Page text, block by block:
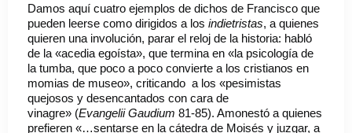
Damos aquí cuatro ejemplos de dichos de Francisco que
pueden leerse como dirigidos a los indietristas, a quienes
quieren una involución, parar el reloj de la historia: habló
de la «acedia egoísta», que termina en «la psicología de
la tumba, que poco a poco convierte a los cristianos en
momias de museo», criticando a los «pesimistas
quejosos y desencantados con cara de
vinagre» (Evangelii Gaudium 81-85). Amonestó a quienes
prefieren «…sentarse en la cátedra de Moisés y juzgar, a